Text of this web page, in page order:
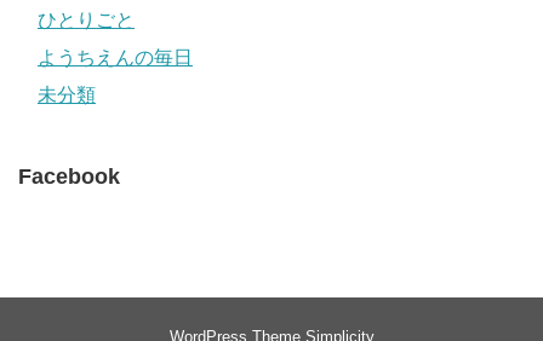
ひとりごと
ようちえんの毎日
未分類
Facebook
WordPress Theme Simplicity